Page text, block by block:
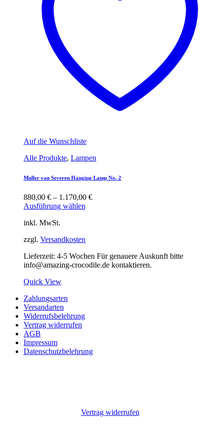
Auf die Wunschliste
Alle Produkte, Lampen
Muller van Severen Hanging Lamp No. 2
880,00 € – 1.170,00 €
Ausführung wählen
inkl. MwSt.
zzgl. Versandkosten
Lieferzeit: 4-5 Wochen Für genauere Auskunft bitte
info@amazing-crocodile.de kontaktieren.
Quick View
Zahlungsarten
Versandarten
Widerrufsbelehrung
Vertrag widerrufen
AGB
Impressum
Datenschutzbelehrung
Vertrag widerrufen